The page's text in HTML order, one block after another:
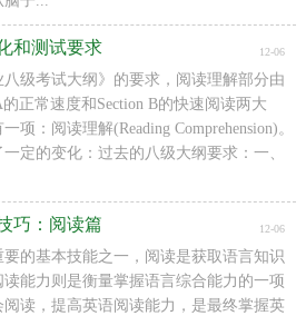
和测试要求 12-06
级考试大纲》的要求，阅读理解部分由
正常速度和Section B的快速阅读两大
项：阅读理解(Reading Comprehension)。
定的变化：过去的八级大纲要求：一、
巧：阅读篇 12-06
的基本技能之一，阅读是获取语言知识
能力则是衡量掌握语言综合能力的一项
读，提高英语阅读能力，是最终掌握英